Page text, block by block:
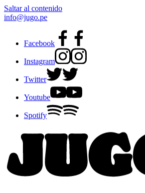
Saltar al contenido
info@jugo.pe
Facebook
Instagram
Twitter
Youtube
Spotify